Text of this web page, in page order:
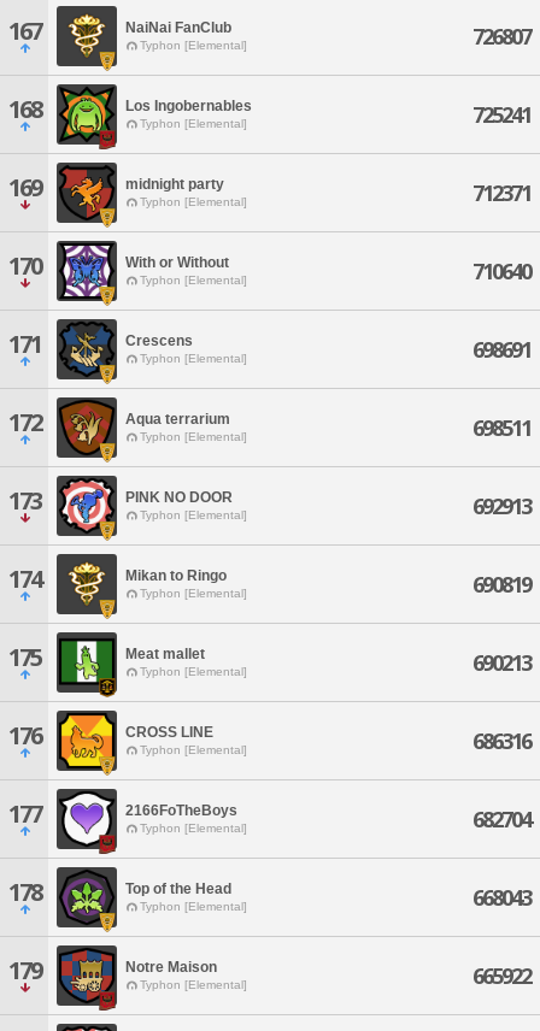
167 NaiNai FanClub
Typhon [Elemental] 726807
168 Los Ingobernables
Typhon [Elemental] 725241
169 midnight party
Typhon [Elemental] 712371
170 With or Without
Typhon [Elemental] 710640
171 Crescens
Typhon [Elemental] 698691
172 Aqua terrarium
Typhon [Elemental] 698511
173 PINK NO DOOR
Typhon [Elemental] 692913
174 Mikan to Ringo
Typhon [Elemental] 690819
175 Meat mallet
Typhon [Elemental] 690213
176 CROSS LINE
Typhon [Elemental] 686316
177 2166FoTheBoys
Typhon [Elemental] 682704
178 Top of the Head
Typhon [Elemental] 668043
179 Notre Maison
Typhon [Elemental] 665922